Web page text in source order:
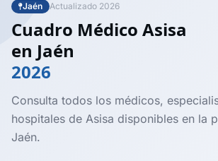
Jaén Actualizado 2026
Cuadro Médico Asisa
en Jaén
2026
Consulta todos los médicos,
hospitales de Asisa disponibles en la
Jaén.